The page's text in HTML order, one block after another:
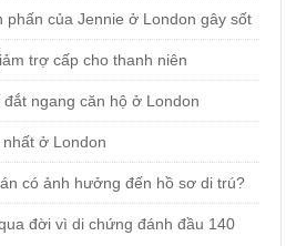
của Jennie ở London gây sốt
trợ cấp cho thanh niên
ngang căn hộ ở London
ở London
có ảnh hưởng đến hồ sơ di trú?
đời vì di chứng đánh đầu 140